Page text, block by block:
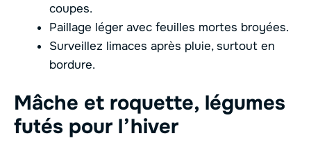
coupes.
Paillage léger avec feuilles mortes broyées.
Surveillez limaces après pluie, surtout en
bordure.
Mâche et roquette, légumes
futés pour l’hiver